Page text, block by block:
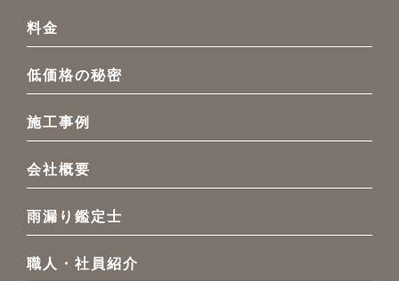
料金
低価格の秘密
施工事例
会社概要
雨漏り鑑定士
職人・社員紹介